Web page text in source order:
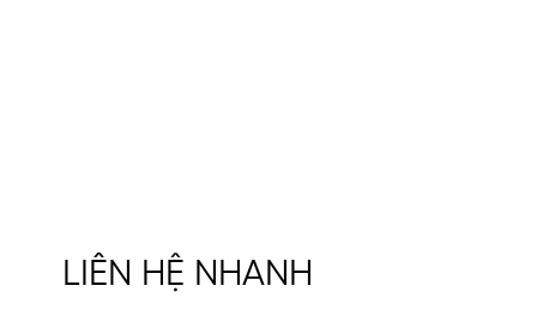
Mái vòm che SL rỗng ruột màu nâu trà được hoàn
Mặc dù đây là lần thứ 2 mua hàng tại VINASPC
trường. Mái che dạng rỗng ruột không hấp thụ
Hơn nữa, Khách hàng cũng rất hài lòng khi
LIÊN HỆ NHANH